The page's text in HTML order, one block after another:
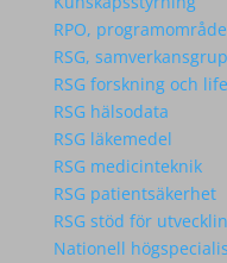
RPO,
RSG,
RSG forskning och
RSG hälsodata
RSG läkemedel
RSG medicinteknik
RSG patientsäkerhet
RSG stöd för
Nationell